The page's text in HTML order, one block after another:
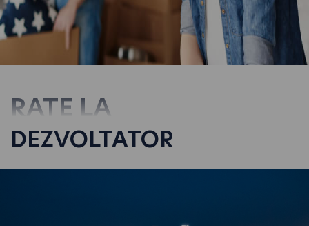
RATE LA
DEZVOLTATOR